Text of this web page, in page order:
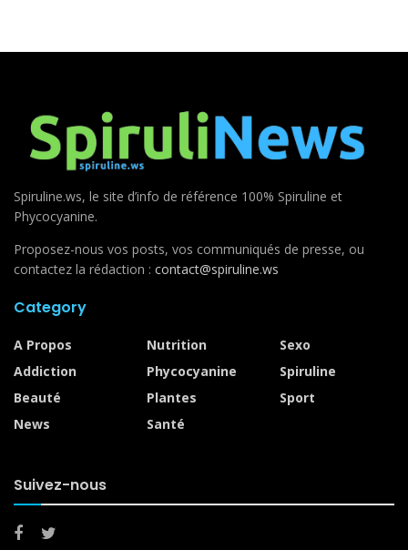
Spiruline.ws, le site d’info de référence 100% Spiruline et
Phycocyanine.
Proposez-nous vos posts, vos communiqués de presse, ou
contactez la rédaction : contact@spiruline.ws
Category
A Propos
Addiction
Beauté
News
Nutrition
Phycocyanine
Plantes
Santé
Sexo
Spiruline
Sport
Suivez-nous